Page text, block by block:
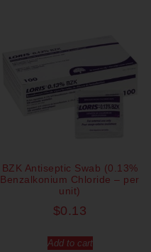
BZK Antiseptic Swab (0.13%
Benzalkonium Chloride – per
unit)
$0.13
Add to cart